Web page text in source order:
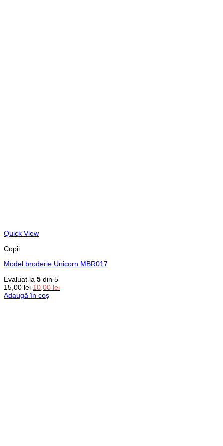
Quick View
Copii
Model broderie Unicorn MBR017
Evaluat la 5 din 5
15,00lei Prețul
inițial
10,00 leiPrețul
Adaugă în coș